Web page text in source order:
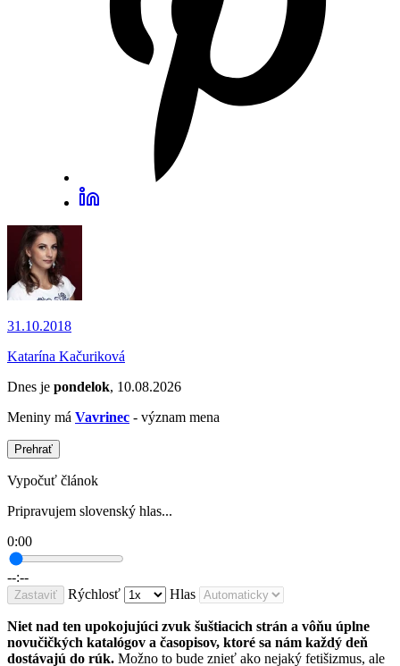
31.10.2018
Katarína Kačuriková
Dnes je pondelok, 10.08.2026
Meniny má Vavrinec - význam mena
Prehrať
Vypočuť článok
Pripravujem slovenský hlas...
0:00
--:--
Zastaviť Rýchlosť Hlas
Niet nad ten upokojujúci zvuk šuštiacich strán a vôňu úplne
novučičkých katalógov a časopisov, ktoré sa nám každý deň
dostávajú do rúk. Možno to bude znieť ako nejaký fetišizmus, ale